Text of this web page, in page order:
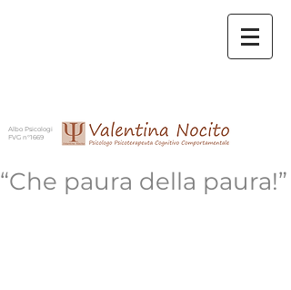
Albo Psicologi
FVG n°1669
“Che paura della paura!”